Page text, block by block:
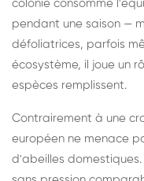
colonie consomme
pendant une saison —
défoliatrices, parfois
écosystème, il joue un
espèces remplissent.
Contrairement à une
européen ne menace
d'abeilles domestiques.